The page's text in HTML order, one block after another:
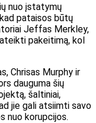
nuo įstatymų
pataisos būtų
Jeffas Merkley,
pakeitimą, kol
Chrisas Murphy ir
dauguma šių
šaltiniai,
jie gali atsiimti savo
nuo korupcijos.